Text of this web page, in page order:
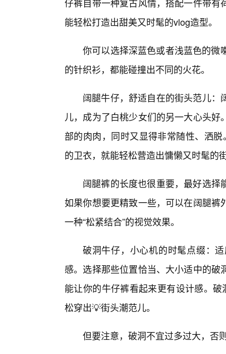
能轻松打造出甜美又时髦的vlog造型。
你可以选择深蓝色或者浅蓝色的微
的针织衫，都能碰撞出不同的火花。
阔腿牛仔，舒适自在的街头范儿
儿，成为了白桃少女们的另一大心头
部的肉肉，同时又显得非常随性、洒
的卫衣，就能轻松营造出慵懒又时髦的
阔腿裤的长度也很重要，最好选
如果你想要更精致一些，可以在阔腿
一种“松紧结合”的视觉效果。
破洞牛仔，小心机的时髦点缀：
感。选择那些位置恰当、大小适中的
能让你的牛仔裤看起来更有设计感。
松穿出💡街头潮范儿。
但要注意，破洞不宜过多过大，否